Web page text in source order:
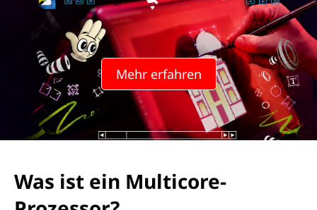
Mehr erfahren
Was ist ein Multicore-